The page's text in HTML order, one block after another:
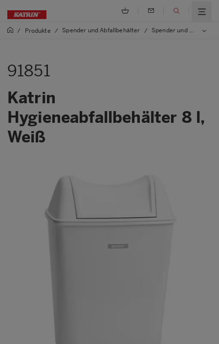
/ Produkte / Spender und Abfallbehälter / Spender und Abfallbehälter aus Kunststoff
91851
Katrin
Hygieneabfallbehälter 8 l,
Weiß